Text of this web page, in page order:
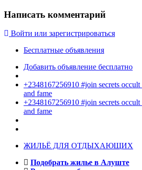
Написать комментарий
Войти или зарегистрироваться
Бесплатные объявления
Добавить объявление бесплатно
+2348167256910 #join secrets
and fame
+2348167256910 #join secrets
and fame
ЖИЛЬЁ ДЛЯ ОТДЫХАЮЩИХ
Подобрать жилье в Алуште